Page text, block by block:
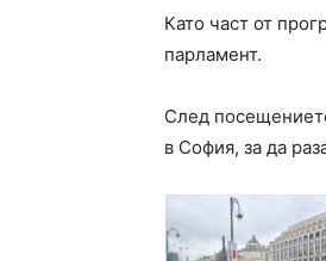
Като част от
парламент.
След
в София, за да